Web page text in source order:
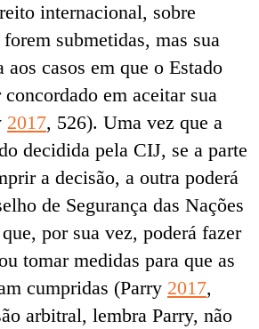
internacional, sobre
submetidas, mas sua
casos em que o Estado
em aceitar sua
2017, 526). Uma vez que a
decidida pela CIJ, se a parte
a decisão, a outra poderá
de Segurança das Nações
por sua vez, poderá fazer
tomar medidas para que as
cumpridas (Parry 2017,
arbitral, lembra Parry, não